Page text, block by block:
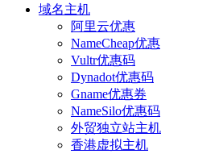
域名主机
阿里云优惠
NameCheap优惠
Vultr优惠码
Dynadot优惠码
Gname优惠券
NameSilo优惠码
外贸独立站主机
香港虚拟主机